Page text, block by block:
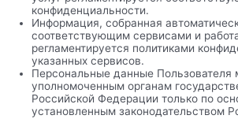
конфиденциальности.
Информация, собранная
соответствующим сервисами и
регламентируется политиками
указанных сервисов.
Персональные данные Пользователя
уполномоченным органам
Российской Федерации только по
установленным законодательством